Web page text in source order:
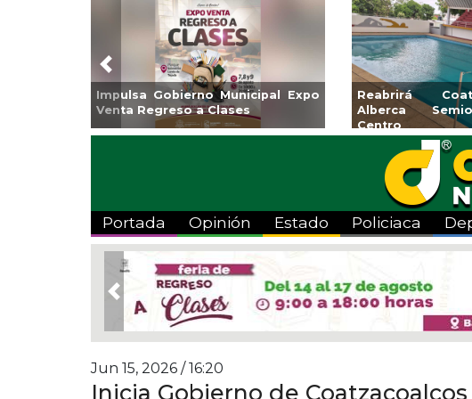
Invita Ayuntamiento de Veracruz
a Temporada de Artes “Escena
Viva”
Aplicará
Tandeo
Previous
Portada Opinión Estado Policiaca
Previous
Jun 15, 2026 / 16:20
Inicia Gobierno de